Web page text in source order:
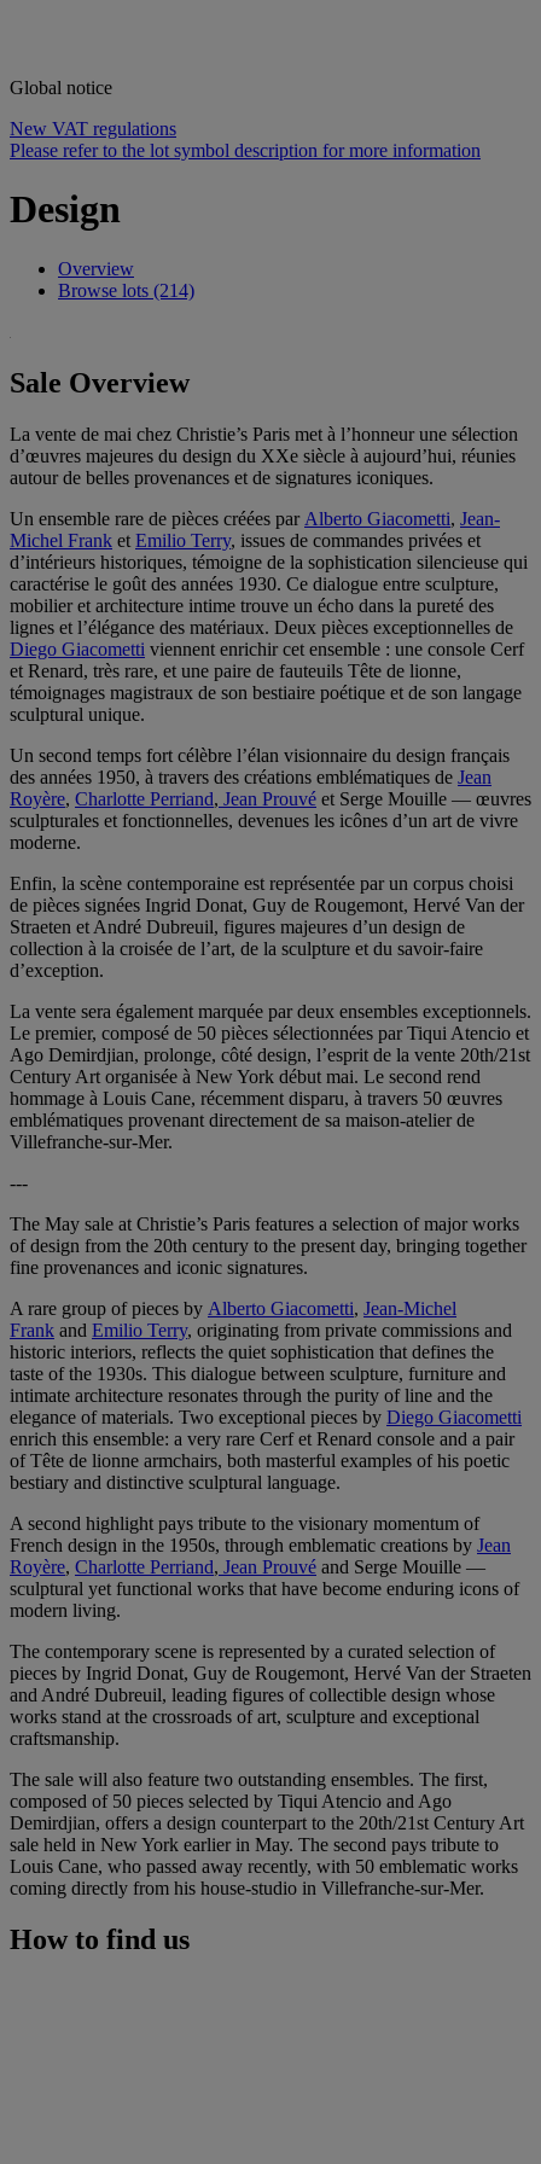
Global notice
New VAT regulations
Please refer to the lot symbol description for more information
Design
Overview
Browse lots (214)
Sale Overview
La vente de mai chez Christie’s Paris met à l’honneur une sélection
d’œuvres majeures du design du XXe siècle à aujourd’hui, réunies
autour de belles provenances et de signatures iconiques.
Un ensemble rare de pièces créées par Alberto Giacometti, Jean-
Michel Frank et Emilio Terry, issues de commandes privées et
d’intérieurs historiques, témoigne de la sophistication silencieuse qui
caractérise le goût des années 1930. Ce dialogue entre sculpture,
mobilier et architecture intime trouve un écho dans la pureté des
lignes et l’élégance des matériaux. Deux pièces exceptionnelles de
Diego Giacometti viennent enrichir cet ensemble : une console Cerf
et Renard, très rare, et une paire de fauteuils Tête de lionne,
témoignages magistraux de son bestiaire poétique et de son langage
sculptural unique.
Un second temps fort célèbre l’élan visionnaire du design français
des années 1950, à travers des créations emblématiques de Jean
Royère, Charlotte Perriand, Jean Prouvé et Serge Mouille — œuvres
sculpturales et fonctionnelles, devenues les icônes d’un art de vivre
moderne.
Enfin, la scène contemporaine est représentée par un corpus choisi
de pièces signées Ingrid Donat, Guy de Rougemont, Hervé Van der
Straeten et André Dubreuil, figures majeures d’un design de
collection à la croisée de l’art, de la sculpture et du savoir-faire
d’exception.
La vente sera également marquée par deux ensembles exceptionnels.
Le premier, composé de 50 pièces sélectionnées par Tiqui Atencio et
Ago Demirdjian, prolonge, côté design, l’esprit de la vente 20th/21st
Century Art organisée à New York début mai. Le second rend
hommage à Louis Cane, récemment disparu, à travers 50 œuvres
emblématiques provenant directement de sa maison-atelier de
Villefranche-sur-Mer.
---
The May sale at Christie’s Paris features a selection of major works
of design from the 20th century to the present day, bringing together
fine provenances and iconic signatures.
A rare group of pieces by Alberto Giacometti, Jean-Michel
Frank and Emilio Terry, originating from private commissions and
historic interiors, reflects the quiet sophistication that defines the
taste of the 1930s. This dialogue between sculpture, furniture and
intimate architecture resonates through the purity of line and the
elegance of materials. Two exceptional pieces by Diego Giacometti
enrich this ensemble: a very rare Cerf et Renard console and a pair
of Tête de lionne armchairs, both masterful examples of his poetic
bestiary and distinctive sculptural language.
A second highlight pays tribute to the visionary momentum of
French design in the 1950s, through emblematic creations by Jean
Royère, Charlotte Perriand, Jean Prouvé and Serge Mouille —
sculptural yet functional works that have become enduring icons of
modern living.
The contemporary scene is represented by a curated selection of
pieces by Ingrid Donat, Guy de Rougemont, Hervé Van der Straeten
and André Dubreuil, leading figures of collectible design whose
works stand at the crossroads of art, sculpture and exceptional
craftsmanship.
The sale will also feature two outstanding ensembles. The first,
composed of 50 pieces selected by Tiqui Atencio and Ago
Demirdjian, offers a design counterpart to the 20th/21st Century Art
sale held in New York earlier in May. The second pays tribute to
Louis Cane, who passed away recently, with 50 emblematic works
coming directly from his house-studio in Villefranche-sur-Mer.
How to find us